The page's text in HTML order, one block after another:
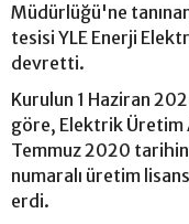
Müdürlüğü'ne
tesisi YLE Enerji
devretti.
Kurulun 1 Haziran
göre, Elektrik Üretim
Temmuz 2020
numaralı üretim
erdi.